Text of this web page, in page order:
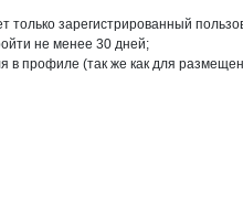
только зарегистрированный
не менее 30 дней;
в профиле (так же как для